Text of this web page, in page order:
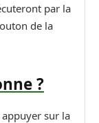
par la
de la
?
appuyer sur la